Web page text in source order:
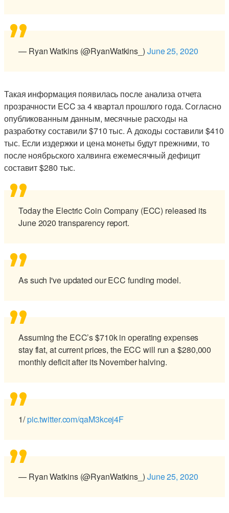
— Ryan Watkins (@RyanWatkins_) June 25, 2020
Такая информация появилась после анализа отчета
прозрачности ECC за 4 квартал прошлого года. Согласно
опубликованным данным, месячные расходы на
разработку составили $710 тыс. А доходы составили $410
тыс. Если издержки и цена монеты будут прежними, то
после ноябрьского халвинга ежемесячный дефицит
составит $280 тыс.
Today the Electric Coin Company (ECC) released its
June 2020 transparency report.
As such I've updated our ECC funding model.
Assuming the ECC’s $710k in operating expenses
stay flat, at current prices, the ECC will run a $280,000
monthly deficit after its November halving.
1/pic.twitter.com/qaM3kcej4F
— Ryan Watkins (@RyanWatkins_) June 25, 2020